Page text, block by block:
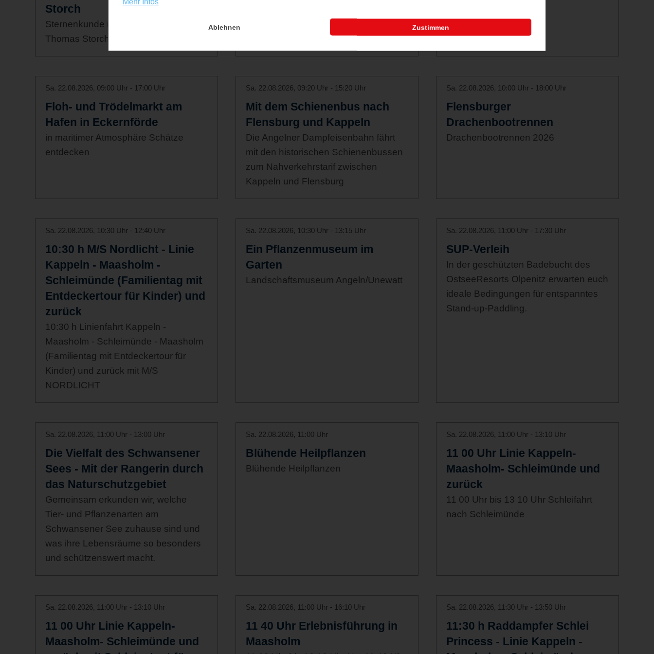
Storch
Sternenkunde mit Astrophotograph
Thomas Storch
Sa. 22.08.2026, 09:00 Uhr - 17:00 Uhr
Floh- und Trödelmarkt am
Hafen in Eckernförde
in maritimer Atmosphäre Schätze
entdecken
Sa. 22.08.2026, 09:20 Uhr - 15:20 Uhr
Mit dem Schienenbus nach
Flensburg und Kappeln
Die Angelner Dampfeisenbahn fährt
mit den historischen Schienenbussen
zum Nahverkehrstarif zwischen
Kappeln und Flensburg
Sa. 22.08.2026, 10:00 Uhr - 18:00 Uhr
Flensburger
Drachenbootrennen
Drachenbootrennen 2026
Sa. 22.08.2026, 10:30 Uhr - 12:40 Uhr
10:30 h M/S Nordlicht - Linie
Kappeln - Maasholm -
Schleimünde (Familientag mit
Entdeckertour für Kinder) und
zurück
10:30 h Linienfahrt Kappeln -
Maasholm - Schleimünde - Maasholm
(Familientag mit Entdeckertour für
Kinder) und zurück mit M/S
NORDLICHT
Sa. 22.08.2026, 10:30 Uhr - 13:15 Uhr
Ein Pflanzenmuseum im
Garten
Landschaftsmuseum Angeln/Unewatt
Sa. 22.08.2026, 11:00 Uhr - 17:30 Uhr
SUP-Verleih
In der geschützten Badebucht des
OstseeResorts Olpenitz erwarten euch
ideale Bedingungen für entspanntes
Stand-up-Paddling.
Sa. 22.08.2026, 11:00 Uhr - 13:00 Uhr
Die Vielfalt des Schwansener
Sees - Mit der Rangerin durch
das Naturschutzgebiet
Gemeinsam erkunden wir, welche
Tier- und Pflanzenarten am
Schwansener See zuhause sind und
was ihre Lebensräume so besonders
und schützenswert macht.
Sa. 22.08.2026, 11:00 Uhr
Blühende Heilpflanzen
Blühende Heilpflanzen
Sa. 22.08.2026, 11:00 Uhr - 13:10 Uhr
11 00 Uhr Linie Kappeln-
Maasholm- Schleimünde und
zurück
11 00 Uhr bis 13 10 Uhr Schleifahrt
nach Schleimünde
Sa. 22.08.2026, 11:00 Uhr - 13:10 Uhr
11 00 Uhr Linie Kappeln-
Maasholm- Schleimünde und
Sa. 22.08.2026, 11:00 Uhr - 16:10 Uhr
11 40 Uhr Erlebnisführung in
Maasholm
Sa. 22.08.2026, 11:30 Uhr - 13:50 Uhr
11:30 h Raddampfer Schlei
Princess - Linie Kappeln -
Mehr Infos
Ablehnen Zustimmen